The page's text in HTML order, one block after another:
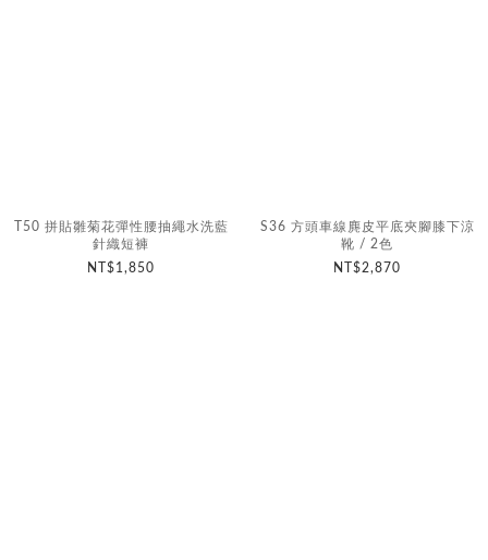
T50 拼貼雛菊花彈性腰抽繩水洗藍
針織短褲
NT$1,850
S36 方頭車線麂皮平底夾腳膝下涼
靴 / 2色
NT$2,870